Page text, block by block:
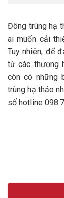
Đông trùng hạ
ai muốn cải
Tuy nhiên, để
từ các thương
còn có những
trùng hạ thảo
số hotline